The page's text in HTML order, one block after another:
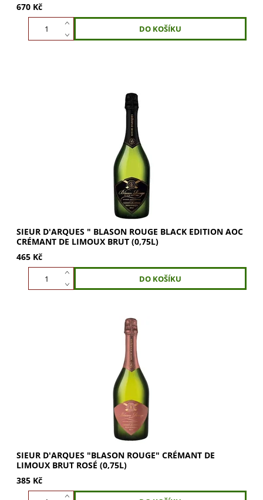
670 Kč
Sieur D'Arques Blason Rouge Black Edition AOC Crémant
de Limoux Brut. Elegantní šumivé víno z Limoux s jemnou
pěnou a vůní sušeného ovoce a koření....
SIEUR D'ARQUES " BLASON ROUGE BLACK EDITION AOC
CRÉMANT DE LIMOUX BRUT (0,75L)
465 Kč
Sieur D'Arques Blason Rouge Crémant de Limoux Brut
Rosé okouzlí světle růžovou barvou a jemnými
bublinkami. Užijte si hladký buket s tóny...
SIEUR D'ARQUES "BLASON ROUGE" CRÉMANT DE
LIMOUX BRUT ROSÉ (0,75L)
385 Kč